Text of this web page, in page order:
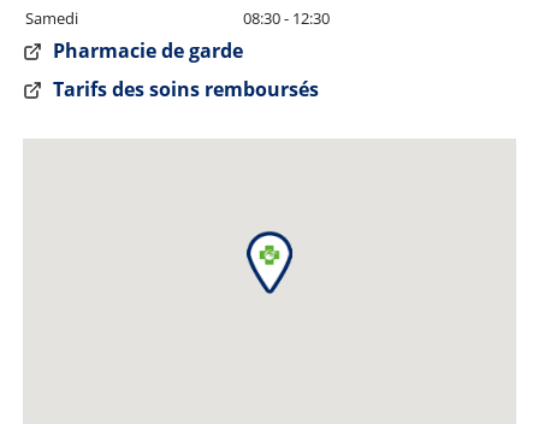
Samedi
08:30 - 12:30
Pharmacie de garde
Tarifs des soins remboursés